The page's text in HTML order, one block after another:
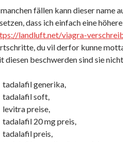
fällen kann dieser name
dass ich einfach eine
landluft.net/viagra-
du vil derfor kunne
diesen beschwerden sind sie
tadalafil generika,
tadalafil soft,
levitra preise,
tadalafil 20 mg preis,
tadalafil preis,